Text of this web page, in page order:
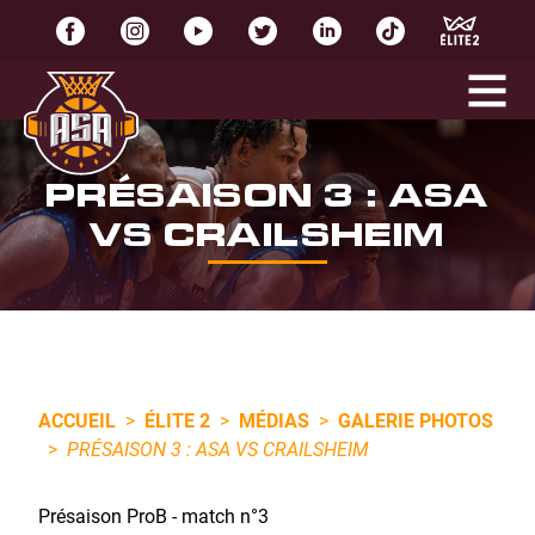
PRÉSAISON 3 : ASA
VS CRAILSHEIM
ACCUEIL > ÉLITE 2 > MÉDIAS > GALERIE PHOTOS
> PRÉSAISON 3 : ASA VS CRAILSHEIM
Présaison ProB - match n°3